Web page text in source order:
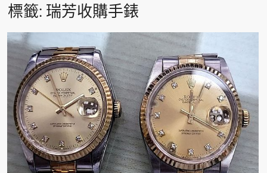
標籤: 瑞芳收購手錶